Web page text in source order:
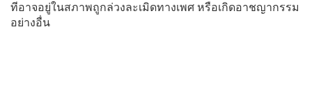
ทีอาจอยู่ในสภาพถูกล่วงละเมิดทางเพศ หรือเกิดอาชญากรรม
อย่างอื่น